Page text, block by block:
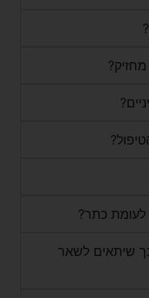
לעומת כתר?
כך שיתאים לשאר